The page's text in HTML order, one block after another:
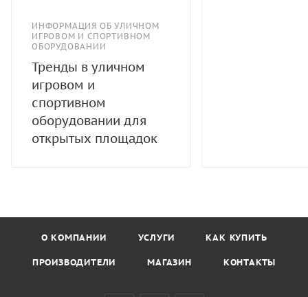
ИНФОРМАЦИЯ ОБ УЛИЧНОМ
ИГРОВОМ И СПОРТИВНОМ
ОБОРУДОВАНИИ
Тренды в уличном
игровом и
спортивном
оборудовании для
открытых площадок
О КОМПАНИИ УСЛУГИ КАК КУПИТЬ
ПРОИЗВОДИТЕЛИ МАГАЗИН КОНТАКТЫ